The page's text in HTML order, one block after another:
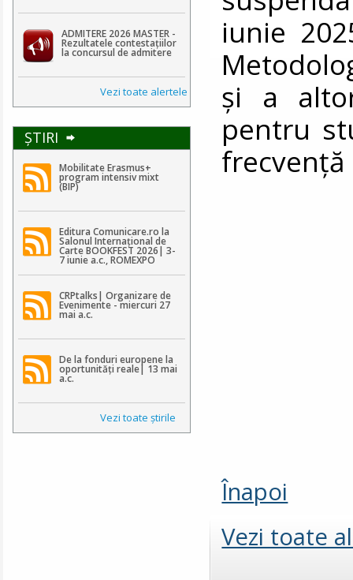
ADMITERE 2026 MASTER -
Rezultatele contestaţiilor
la concursul de admitere
Vezi toate alertele
ŞTIRI
Mobilitate Erasmus+
program intensiv mixt
(BIP)
Editura Comunicare.ro la
Salonul Internațional de
Carte BOOKFEST 2026| 3-
7 iunie a.c., ROMEXPO
CRPtalks| Organizare de
Evenimente - miercuri 27
mai a.c.
De la fonduri europene la
oportunități reale| 13 mai
a.c.
Vezi toate ştirile
iunie
și a
pentru
Înapoi
Vezi toate